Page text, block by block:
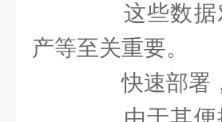
这些数据
产等至关重要。
快速部署